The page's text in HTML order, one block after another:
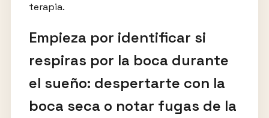
terapia.
Empieza por identificar si
respiras por la boca durante
el sueño: despertarte con la
boca seca o notar fugas de la